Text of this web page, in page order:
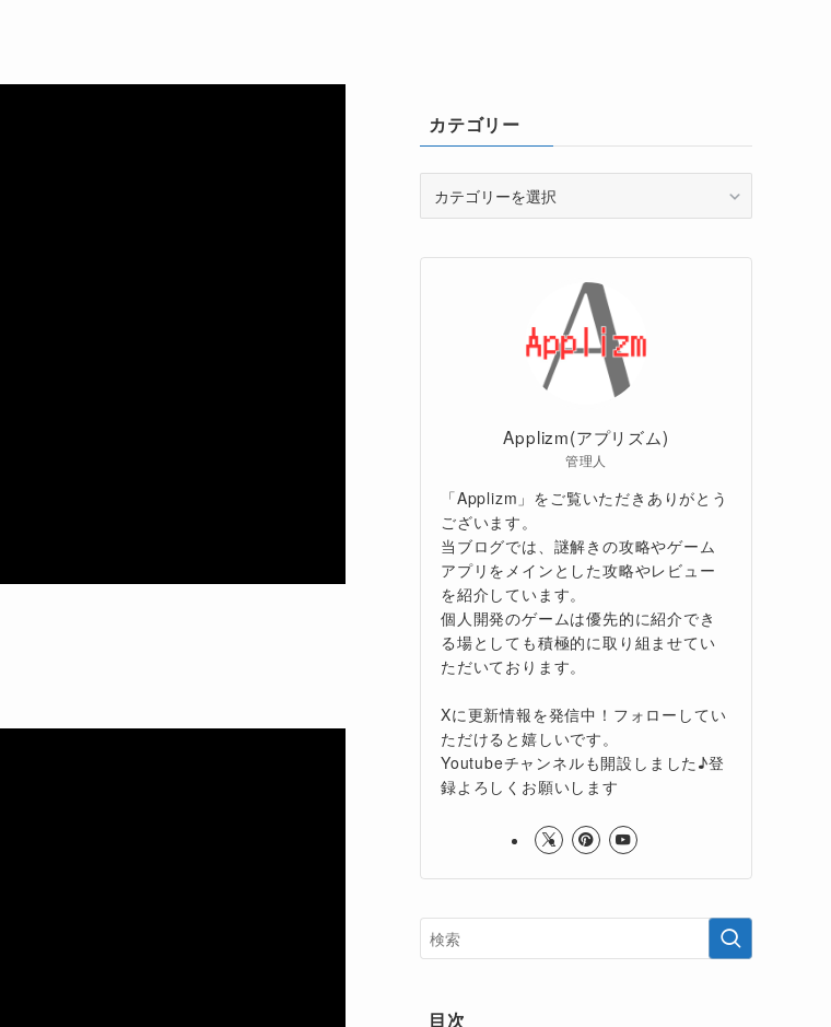
カテゴリー
リ
Applizm(アプリズム)
管理人
「Applizm」をご覧いただきありがとう
ございます。
当ブログでは、謎解きの攻略やゲーム
アプリをメインとした攻略やレビュー
を紹介しています。
個人開発のゲームは優先的に紹介でき
る場としても積極的に取り組ませてい
ただいております。
Xに更新情報を発信中！フォローしてい
ただけると嬉しいです。
Youtubeチャンネルも開設しました♪登
録よろしくお願いします
目次